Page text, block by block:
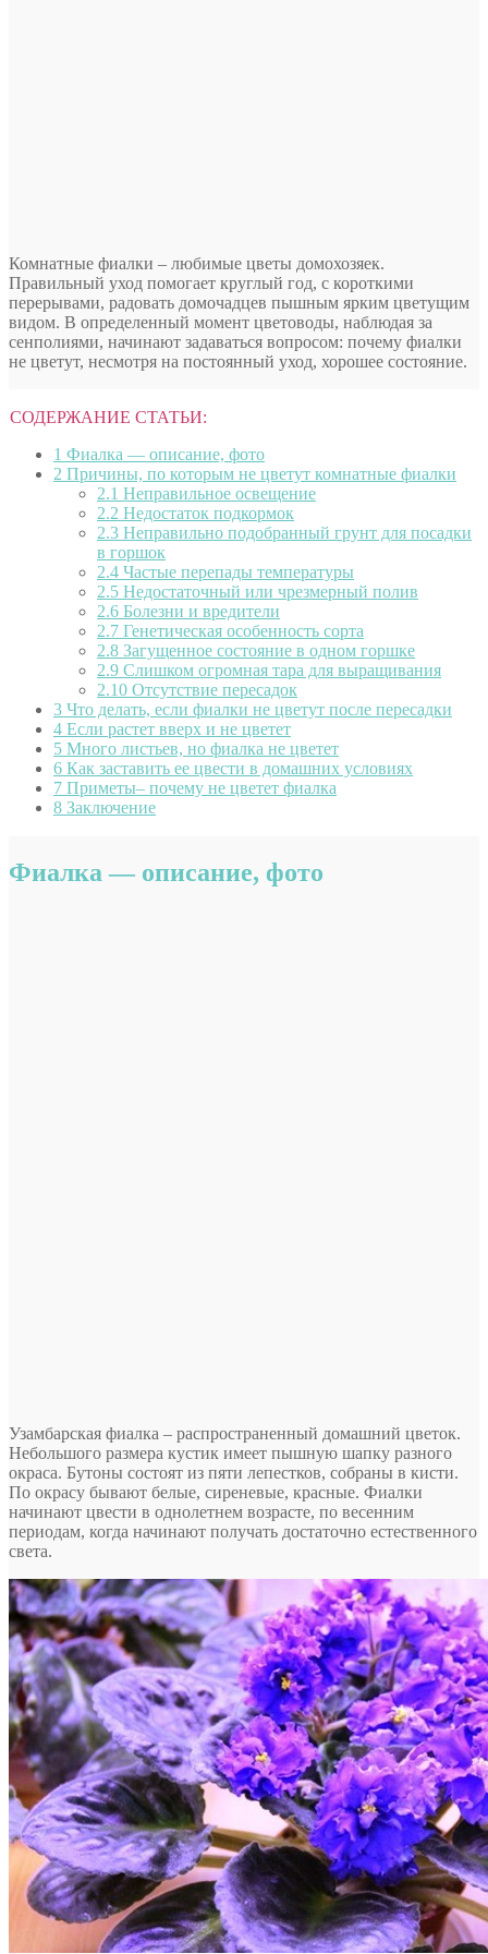
Комнатные фиалки – любимые цветы домохозяек.
Правильный уход помогает круглый год, с короткими
перерывами, радовать домочадцев пышным ярким цветущим
видом. В определенный момент цветоводы, наблюдая за
сенполиями, начинают задаваться вопросом: почему фиалки
не цветут, несмотря на постоянный уход, хорошее состояние.
СОДЕРЖАНИЕ СТАТЬИ:
1 Фиалка — описание, фото
2 Причины, по которым не цветут комнатные фиалки
2.1 Неправильное освещение
2.2 Недостаток подкормок
2.3 Неправильно подобранный грунт для посадки
в горшок
2.4 Частые перепады температуры
2.5 Недостаточный или чрезмерный полив
2.6 Болезни и вредители
2.7 Генетическая особенность сорта
2.8 Загущенное состояние в одном горшке
2.9 Слишком огромная тара для выращивания
2.10 Отсутствие пересадок
3 Что делать, если фиалки не цветут после пересадки
4 Если растет вверх и не цветет
5 Много листьев, но фиалка не цветет
6 Как заставить ее цвести в домашних условиях
7 Приметы– почему не цветет фиалка
8 Заключение
Фиалка — описание, фото
Узамбарская фиалка – распространенный домашний цветок.
Небольшого размера кустик имеет пышную шапку разного
окраса. Бутоны состоят из пяти лепестков, собраны в кисти.
По окрасу бывают белые, сиреневые, красные. Фиалки
начинают цвести в однолетнем возрасте, по весенним
периодам, когда начинают получать достаточно естественного
света.